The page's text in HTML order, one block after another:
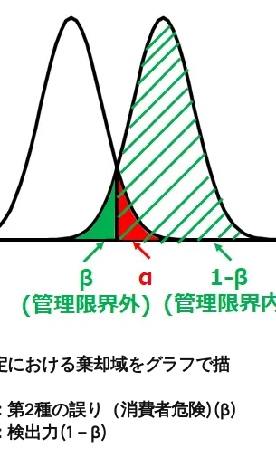
における棄却域をグラフで描
第2種の誤り（消費者危険)(β)
検出力(1－β)